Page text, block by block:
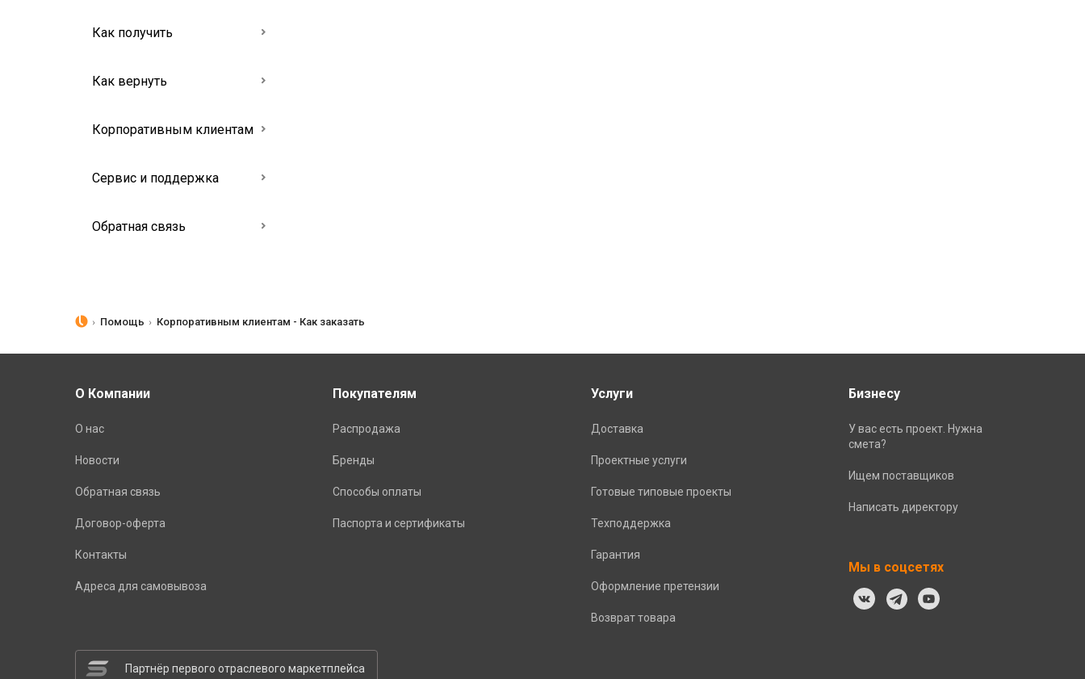
Как получить
Как вернуть
Корпоративным клиентам
Сервис и поддержка
Обратная связь
Помощь Корпоративным клиентам - Как заказать
О Компании
О нас
Новости
Обратная связь
Договор-оферта
Контакты
Адреса для самовывоза
Покупателям
Распродажа
Бренды
Способы оплаты
Паспорта и сертификаты
Услуги
Доставка
Проектные услуги
Готовые типовые проекты
Техподдержка
Гарантия
Оформление претензии
Возврат товара
Бизнесу
У вас есть проект. Нужна
смета?
Ищем поставщиков
Написать директору
Мы в соцсетях
Партнёр первого отраслевого маркетплейса